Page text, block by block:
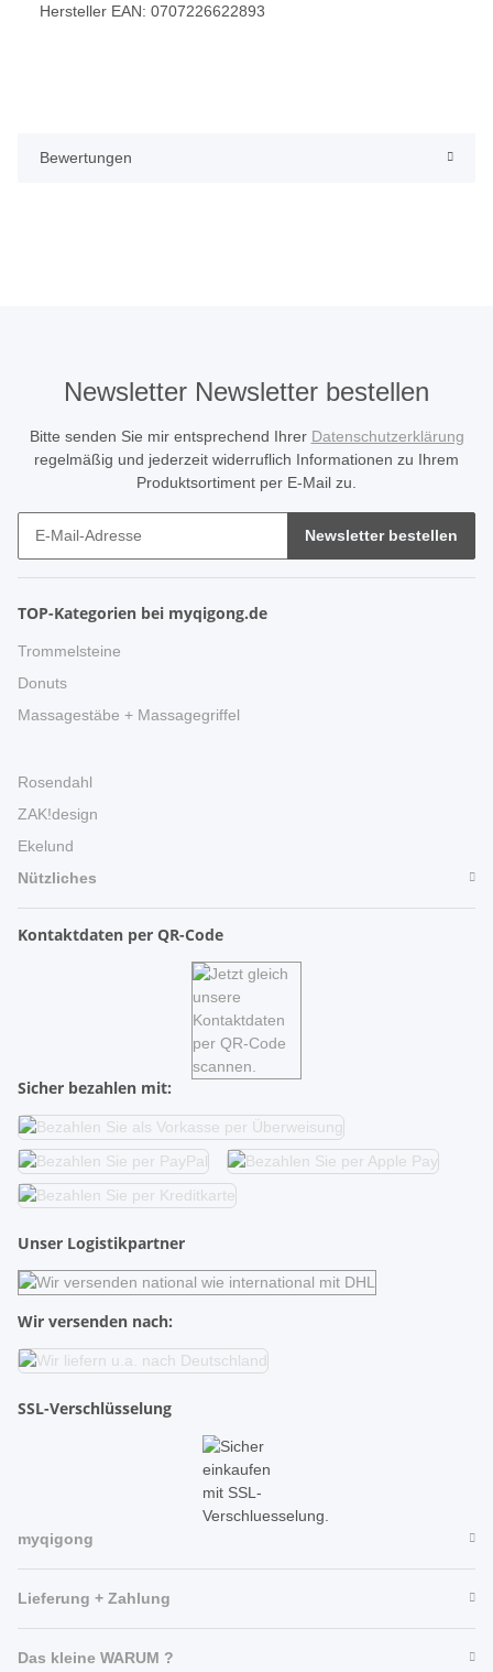
Hersteller EAN: 0707226622893
Bewertungen
Newsletter Newsletter bestellen
Bitte senden Sie mir entsprechend Ihrer Datenschutzerklärung
regelmäßig und jederzeit widerruflich Informationen zu Ihrem
Produktsortiment per E-Mail zu.
Newsletter bestellen
TOP-Kategorien bei myqigong.de
Trommelsteine
Donuts
Massagestäbe + Massagegriffel
Rosendahl
ZAK!design
Ekelund
Nützliches
Kontaktdaten per QR-Code
Sicher bezahlen mit:
Unser Logistikpartner
Wir versenden nach:
SSL-Verschlüsselung
myqigong
Lieferung + Zahlung
Das kleine WARUM ?